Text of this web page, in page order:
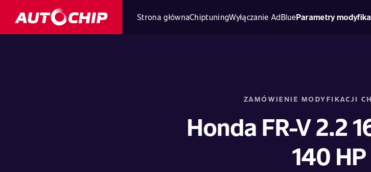
Strona głównaChiptuningWyłączanie AdBlueParametry
ZAMÓWIENIE MODYFIKACJI
Honda FR-V 2.2
140 HP